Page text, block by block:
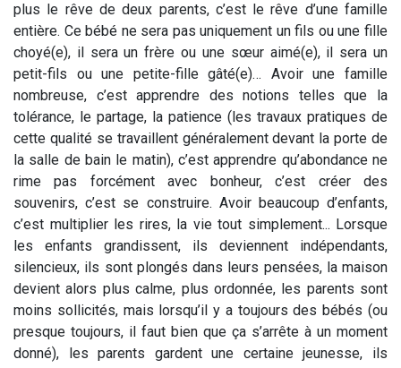
plus le rêve de deux parents, c’est le rêve d’une famille
entière. Ce bébé ne sera pas uniquement un fils ou une fille
choyé(e), il sera un frère ou une sœur aimé(e), il sera un
petit-fils ou une petite-fille gâté(e)… Avoir une famille
nombreuse, c’est apprendre des notions telles que la
tolérance, le partage, la patience (les travaux pratiques de
cette qualité se travaillent généralement devant la porte de
la salle de bain le matin), c’est apprendre qu’abondance ne
rime pas forcément avec bonheur, c’est créer des
souvenirs, c’est se construire. Avoir beaucoup d’enfants,
c’est multiplier les rires, la vie tout simplement... Lorsque
les enfants grandissent, ils deviennent indépendants,
silencieux, ils sont plongés dans leurs pensées, la maison
devient alors plus calme, plus ordonnée, les parents sont
moins sollicités, mais lorsqu’il y a toujours des bébés (ou
presque toujours, il faut bien que ça s’arrête à un moment
donné), les parents gardent une certaine jeunesse, ils